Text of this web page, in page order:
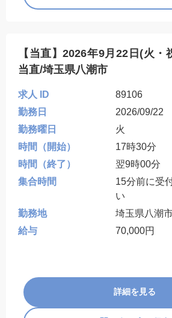
【当直】2026年9月22日(火
当直/埼玉県八潮市
求人 ID
89106
勤務日
2026/09/22
勤務曜日
火
時間（開始）
17時30分
時間（終了）
翌9時00分
集合時間
15分前に受
い
勤務地
埼玉県八潮
給与
70,000円
詳細を見る